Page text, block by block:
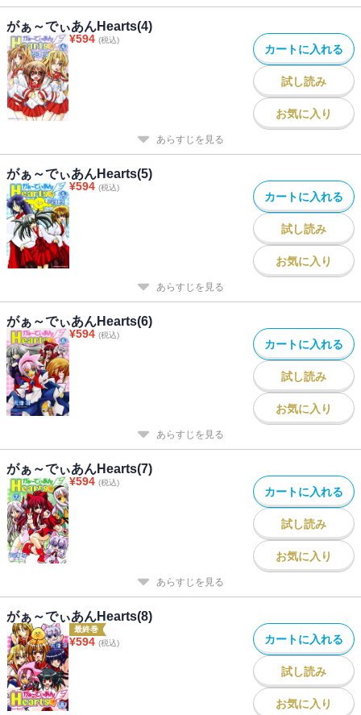
がぁ～でぃあんHearts(4)
¥594 (税込)
カートに入れる
試し読み
お気に入り
あらすじを見る
がぁ～でぃあんHearts(5)
¥594 (税込)
カートに入れる
試し読み
お気に入り
あらすじを見る
がぁ～でぃあんHearts(6)
¥594 (税込)
カートに入れる
試し読み
お気に入り
あらすじを見る
がぁ～でぃあんHearts(7)
¥594 (税込)
カートに入れる
試し読み
お気に入り
あらすじを見る
がぁ～でぃあんHearts(8)
最終巻
¥594 (税込) カートに入れる
試し読み
お気に入り